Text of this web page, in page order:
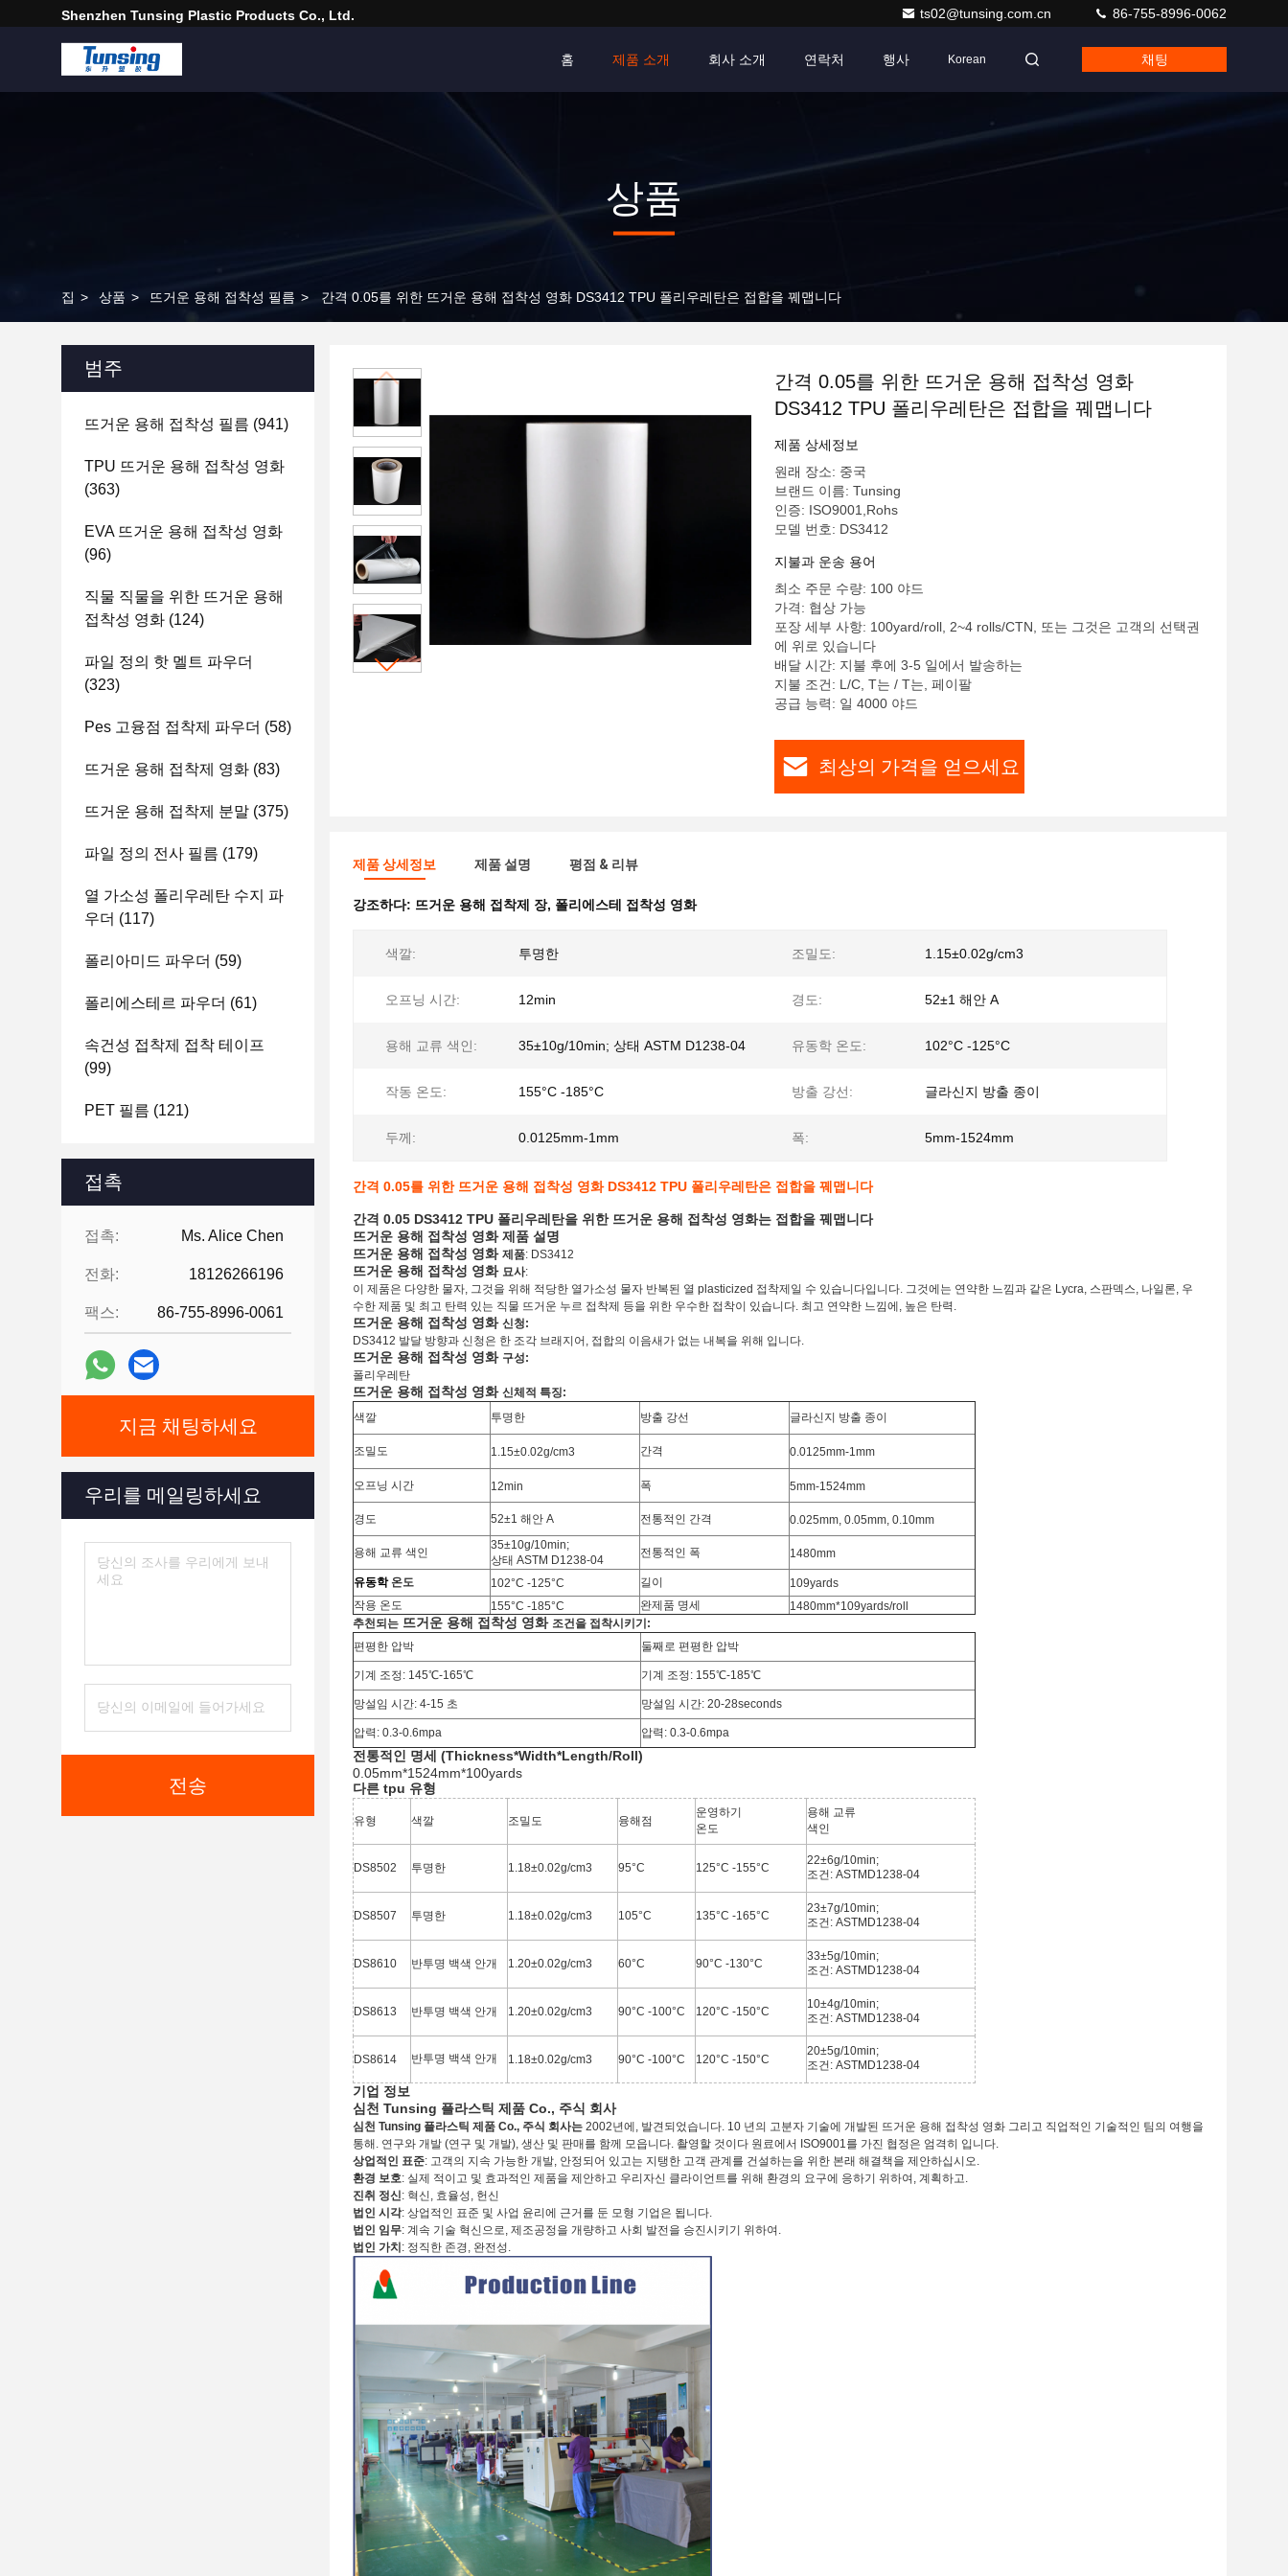
Shenzhen Tunsing Plastic Products Co., Ltd. ts02@tunsing.com.cn 86-755-8996-0062
홈 제품 소개 회사 소개 연락처 행사 Korean 채팅
상품
집 > 상품 > 뜨거운 용해 접착성 필름 > 간격 0.05를 위한 뜨거운 용해 접착성 영화 DS3412 TPU 폴리우레탄은 접합을 꿰맵니다
범주
뜨거운 용해 접착성 필름 (941)
TPU 뜨거운 용해 접착성 영화
(363)
EVA 뜨거운 용해 접착성 영화
(96)
직물 직물을 위한 뜨거운 용해
접착성 영화 (124)
파일 정의 핫 멜트 파우더
(323)
Pes 고융점 접착제 파우더 (58)
뜨거운 용해 접착제 영화 (83)
뜨거운 용해 접착제 분말 (375)
파일 정의 전사 필름 (179)
열 가소성 폴리우레탄 수지 파
우더 (117)
폴리아미드 파우더 (59)
폴리에스테르 파우더 (61)
속건성 접착제 접착 테이프
(99)
PET 필름 (121)
접촉
접촉: Ms. Alice Chen
전화: 18126266196
팩스: 86-755-8996-0061
지금 채팅하세요
우리를 메일링하세요
전송
간격 0.05를 위한 뜨거운 용해 접착성 영화
DS3412 TPU 폴리우레탄은 접합을 꿰맵니다
제품 상세정보
원래 장소: 중국
브랜드 이름: Tunsing
인증: ISO9001,Rohs
모델 번호: DS3412
지불과 운송 용어
최소 주문 수량: 100 야드
가격: 협상 가능
포장 세부 사항: 100yard/roll, 2~4 rolls/CTN, 또는 그것은 고객의 선택권
에 위로 있습니다
배달 시간: 지불 후에 3-5 일에서 발송하는
지불 조건: L/C, T는 / T는, 페이팔
공급 능력: 일 4000 야드
최상의 가격을 얻으세요
제품 상세정보 제품 설명 평점 & 리뷰
강조하다: 뜨거운 용해 접착제 장, 폴리에스테 접착성 영화
색깔: 투명한 조밀도: 1.15±0.02g/cm3
오프닝 시간: 12min 경도: 52±1 해안 A
용해 교류 색인: 35±10g/10min; 상태 ASTM D1238-04 유동학 온도: 102°C -125°C
작동 온도: 155°C -185°C 방출 강선: 글라신지 방출 종이
두께: 0.0125mm-1mm 폭: 5mm-1524mm
간격 0.05를 위한 뜨거운 용해 접착성 영화 DS3412 TPU 폴리우레탄은 접합을 꿰맵니다
간격 0.05 DS3412 TPU 폴리우레탄을 위한 뜨거운 용해 접착성 영화는 접합을 꿰맵니다
뜨거운 용해 접착성 영화 제품 설명
뜨거운 용해 접착성 영화 제품: DS3412
뜨거운 용해 접착성 영화 묘사:
이 제품은 다양한 물자, 그것을 위해 적당한 열가소성 물자 반복된 열 plasticized 접착제일 수 있습니다입니다. 그것에는 연약한 느낌과 같은 Lycra, 스판덱스, 나일론, 우
수한 제품 및 최고 탄력 있는 직물 뜨거운 누르 접착제 등을 위한 우수한 접착이 있습니다. 최고 연약한 느낌에, 높은 탄력.
뜨거운 용해 접착성 영화 신청:
DS3412 발달 방향과 신청은 한 조각 브래지어, 접합의 이음새가 없는 내복을 위해 입니다.
뜨거운 용해 접착성 영화 구성:
폴리우레탄
뜨거운 용해 접착성 영화 신체적 특징:
색깔
투명한 방출 강선 글라신지 방출 종이
조밀도 1.15±0.02g/cm3 간격 0.0125mm-1mm
오프닝 시간 12min 폭 5mm-1524mm
경도 52±1 해안 A 전통적인 간격 0.025mm, 0.05mm, 0.10mm
용해 교류 색인
35±10g/10min;
상태 ASTM D1238-04
전통적인 폭 1480mm
유동학 온도 102°C -125°C 길이
109yards
작용 온도
155°C -185°C 완제품 명세
1480mm*109yards/roll
추천되는 뜨거운 용해 접착성 영화 조건을 접착시키기:
편평한 압박
둘째로 편평한 압박
기계 조정: 145℃-165℃ 기계 조정: 155℃-185℃
망설임 시간: 4-15 초 망설임 시간: 20-28seconds
압력: 0.3-0.6mpa 압력: 0.3-0.6mpa
전통적인 명세 (Thickness*Width*Length/Roll)
0.05mm*1524mm*100yards
다른 tpu 유형
유형 색깔 조밀도 융해점
운영하기
온도
용해 교류
색인
DS8502 투명한 1.18±0.02g/cm3 95°C 125°C -155°C
22±6g/10min;
조건: ASTMD1238-04
DS8507 투명한 1.18±0.02g/cm3 105°C 135°C -165°C
23±7g/10min;
조건: ASTMD1238-04
DS8610 반투명 백색 안개 1.20±0.02g/cm3 60°C 90°C -130°C
33±5g/10min;
조건: ASTMD1238-04
DS8613 반투명 백색 안개 1.20±0.02g/cm3 90°C -100°C 120°C -150°C
10±4g/10min;
조건: ASTMD1238-04
DS8614 반투명 백색 안개 1.18±0.02g/cm3 90°C -100°C 120°C -150°C
20±5g/10min;
조건: ASTMD1238-04
기업 정보
심천 Tunsing 플라스틱 제품 Co., 주식 회사
심천 Tunsing 플라스틱 제품 Co., 주식 회사는 2002년에, 발견되었습니다. 10 년의 고분자 기술에 개발된 뜨거운 용해 접착성 영화 그리고 직업적인 기술적인 팀의 여행을
통해. 연구와 개발 (연구 및 개발), 생산 및 판매를 함께 모읍니다. 촬영할 것이다 원료에서 ISO9001를 가진 협정은 엄격히 입니다.
상업적인 표준: 고객의 지속 가능한 개발, 안정되어 있고는 지탱한 고객 관계를 건설하는을 위한 본래 해결책을 제안하십시오.
환경 보호: 실제 적이고 및 효과적인 제품을 제안하고 우리자신 클라이언트를 위해 환경의 요구에 응하기 위하여, 계획하고.
진취 정신: 혁신, 효율성, 헌신
법인 시각: 상업적인 표준 및 사업 윤리에 근거를 둔 모형 기업은 됩니다.
법인 임무: 계속 기술 혁신으로, 제조공정을 개량하고 사회 발전을 승진시키기 위하여.
법인 가치 : 정직한 존경, 완전성.